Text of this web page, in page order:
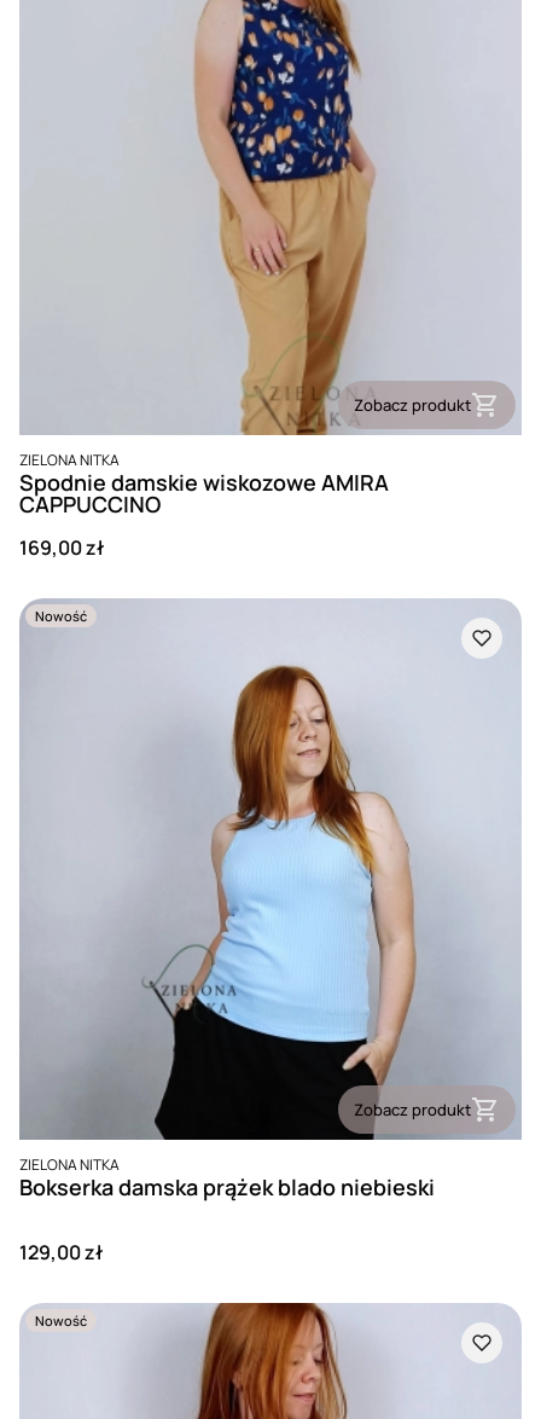
Zobacz produkt
PRODUCENT
ZIELONA NITKA
Spodnie damskie wiskozowe AMIRA
CAPPUCCINO
Cena
169,00 zł
Nowość
Zobacz produkt
PRODUCENT
ZIELONA NITKA
Bokserka damska prążek blado niebieski
Cena
129,00 zł
Nowość